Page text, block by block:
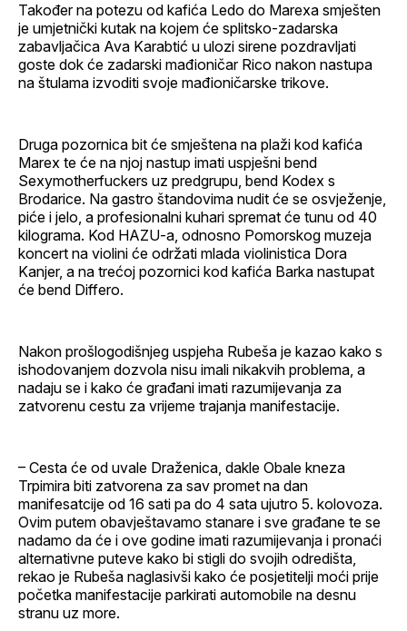
Također na potezu od kafića Ledo do Marexa smješten
je umjetnički kutak na kojem će splitsko-zadarska
zabavljačica Ava Karabtić u ulozi sirene pozdravljati
goste dok će zadarski mađioničar Rico nakon nastupa
na štulama izvoditi svoje mađioničarske trikove.
Druga pozornica bit će smještena na plaži kod kafića
Marex te će na njoj nastup imati uspješni bend
Sexymotherfuckers uz predgrupu, bend Kodex s
Brodarice. Na gastro štandovima nudit će se osvježenje,
piće i jelo, a profesionalni kuhari spremat će tunu od 40
kilograma. Kod HAZU-a, odnosno Pomorskog muzeja
koncert na violini će održati mlada violinistica Dora
Kanjer, a na trećoj pozornici kod kafića Barka nastupat
će bend Differo.
Nakon prošlogodišnjeg uspjeha Rubeša je kazao kako s
ishodovanjem dozvola nisu imali nikakvih problema, a
nadaju se i kako će građani imati razumijevanja za
zatvorenu cestu za vrijeme trajanja manifestacije.
– Cesta će od uvale Draženica, dakle Obale kneza
Trpimira biti zatvorena za sav promet na dan
manifesatcije od 16 sati pa do 4 sata ujutro 5. kolovoza.
Ovim putem obavještavamo stanare i sve građane te se
nadamo da će i ove godine imati razumijevanja i pronaći
alternativne puteve kako bi stigli do svojih odredišta,
rekao je Rubeša naglasivši kako će posjetitelji moći prije
početka manifestacije parkirati automobile na desnu
stranu uz more.